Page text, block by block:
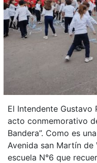
El Intendente Gustavo
acto conmemorativo
Bandera”. Como es
Avenida san Martín de
escuela N°6 que